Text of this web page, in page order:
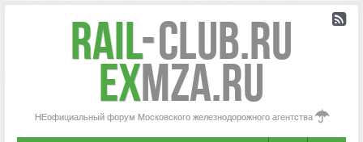
Rail-Club.RU
exMZA.RU
НЕофициальный форум Московского железнодорожного агентства